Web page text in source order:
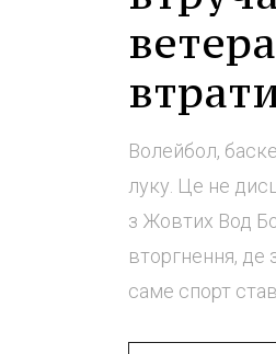
Волейбол,
луку. Це не
з Жовтих Вод
вторгнення, де
саме спорт